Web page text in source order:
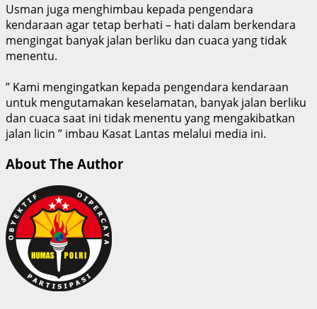
Usman juga menghimbau kepada pengendara
kendaraan agar tetap berhati – hati dalam berkendara
mengingat banyak jalan berliku dan cuaca yang tidak
menentu.
” Kami mengingatkan kepada pengendara kendaraan
untuk mengutamakan keselamatan, banyak jalan berliku
dan cuaca saat ini tidak menentu yang mengakibatkan
jalan licin ” imbau Kasat Lantas melalui media ini.
About The Author